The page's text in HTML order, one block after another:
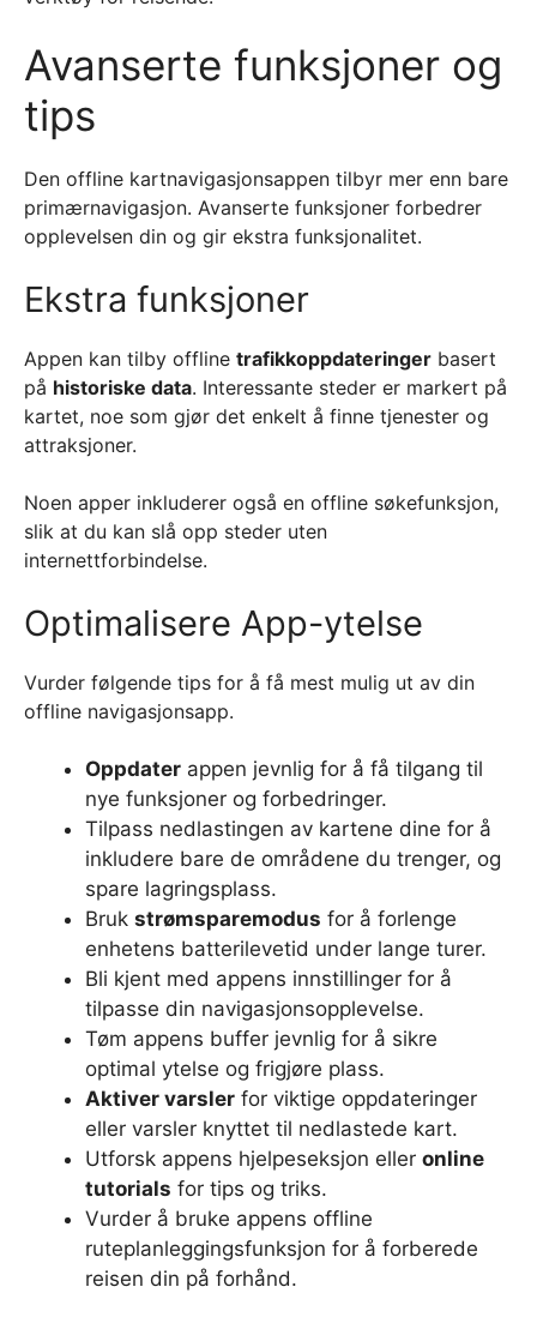
Avanserte funksjoner og
tips
Den offline kartnavigasjonsappen tilbyr mer enn bare
primærnavigasjon. Avanserte funksjoner forbedrer
opplevelsen din og gir ekstra funksjonalitet.
Ekstra funksjoner
Appen kan tilby offline trafikkoppdateringer basert
på historiske data. Interessante steder er markert på
kartet, noe som gjør det enkelt å finne tjenester og
attraksjoner.
Noen apper inkluderer også en offline søkefunksjon,
slik at du kan slå opp steder uten
internettforbindelse.
Optimalisere App-ytelse
Vurder følgende tips for å få mest mulig ut av din
offline navigasjonsapp.
Oppdater appen jevnlig for å få tilgang til
nye funksjoner og forbedringer.
Tilpass nedlastingen av kartene dine for å
inkludere bare de områdene du trenger, og
spare lagringsplass.
Bruk strømsparemodus for å forlenge
enhetens batterilevetid under lange turer.
Bli kjent med appens innstillinger for å
tilpasse din navigasjonsopplevelse.
Tøm appens buffer jevnlig for å sikre
optimal ytelse og frigjøre plass.
Aktiver varsler for viktige oppdateringer
eller varsler knyttet til nedlastede kart.
Utforsk appens hjelpeseksjon eller online
tutorials for tips og triks.
Vurder å bruke appens offline
ruteplanleggingsfunksjon for å forberede
reisen din på forhånd.